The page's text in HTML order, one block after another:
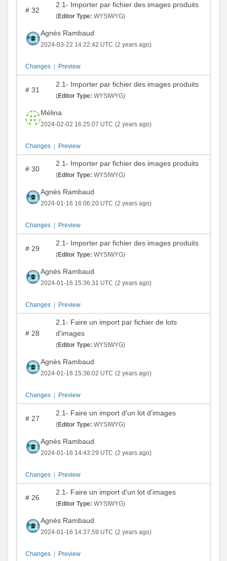
#32
2.1- Importer par fichier des images produits
(Editor Type: WYSIWYG)
Agnès Rambaud
2024-03-22 14:22:42 UTC (2 years ago)
Changes Preview
#31
2.1- Importer par fichier des images produits
(Editor Type: WYSIWYG)
Mélina
2024-02-02 16:25:07 UTC (2 years ago)
Changes Preview
#30
2.1- Importer par fichier des images produits
(Editor Type: WYSIWYG)
Agnès Rambaud
2024-01-16 16:06:20 UTC (2 years ago)
Changes Preview
#29
2.1- Importer par fichier des images produits
(Editor Type: WYSIWYG)
Agnès Rambaud
2024-01-16 15:36:31 UTC (2 years ago)
Changes Preview
#28
2.1- Faire un import par fichier de lots
d'images
(Editor Type: WYSIWYG)
Agnès Rambaud
2024-01-16 15:36:02 UTC (2 years ago)
Changes Preview
#27
2.1- Faire un import d'un lot d'images
(Editor Type: WYSIWYG)
Agnès Rambaud
2024-01-16 14:43:29 UTC (2 years ago)
Changes Preview
#26
2.1- Faire un import d'un lot d'images
(Editor Type: WYSIWYG)
Agnès Rambaud
2024-01-16 14:37:59 UTC (2 years ago)
Changes Preview